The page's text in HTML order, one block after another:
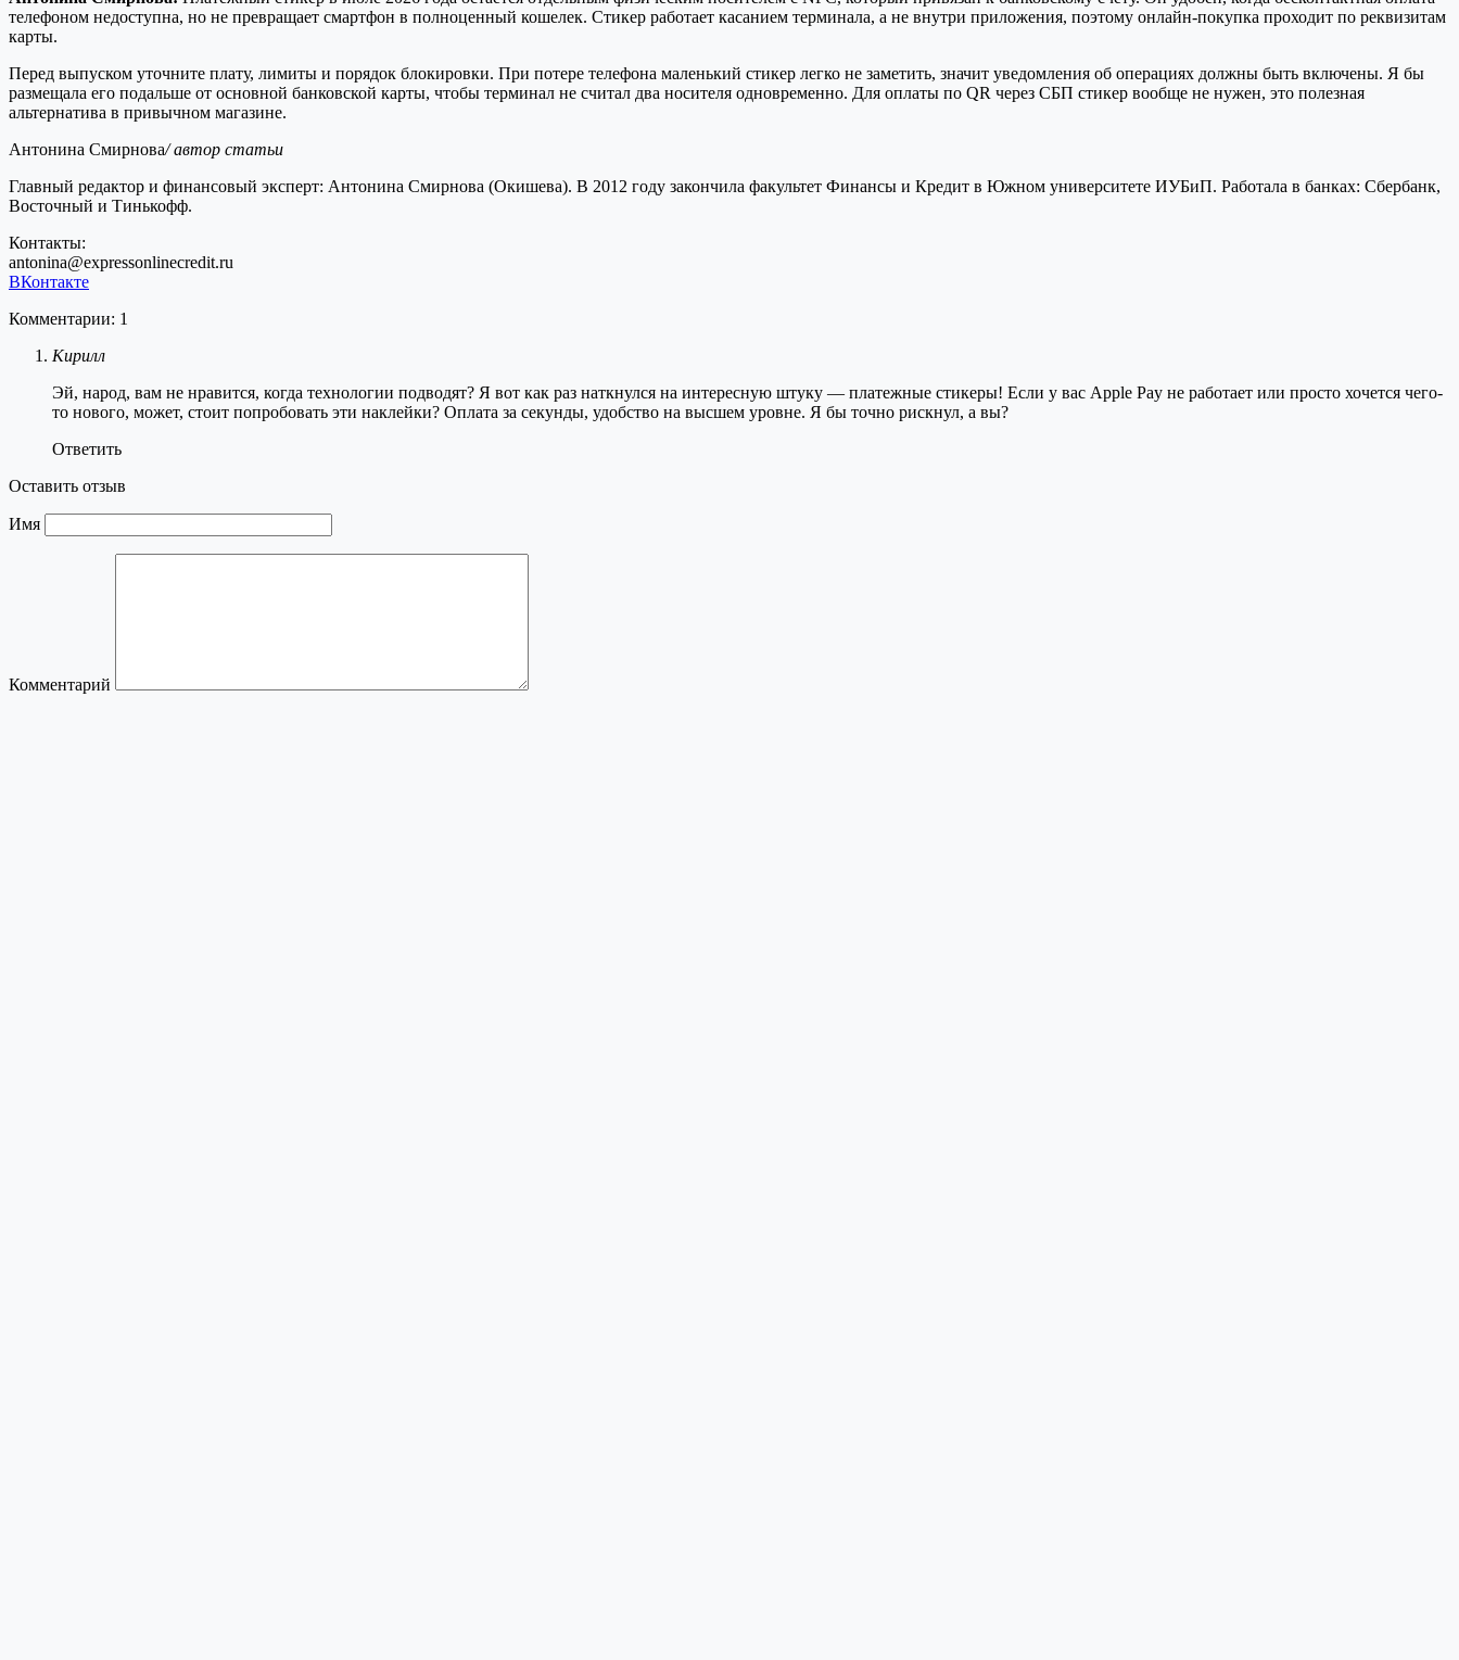
телефоном недоступна, но не превращает смартфон в полноценный кошелек. Стикер работает касанием терминала, а не внутри приложения, поэтому онлайн-покупка проходит по реквизитам
карты.
Перед выпуском уточните плату, лимиты и порядок блокировки. При потере телефона маленький стикер легко не заметить, значит уведомления об операциях должны быть включены. Я бы
размещала его подальше от основной банковской карты, чтобы терминал не считал два носителя одновременно. Для оплаты по QR через СБП стикер вообще не нужен, это полезная
альтернатива в привычном магазине.
Антонина Смирнова/ автор статьи
Главный редактор и финансовый эксперт: Антонина Смирнова (Окишева). В 2012 году закончила факультет Финансы и Кредит в Южном университете ИУБиП. Работала в банках: Сбербанк,
Восточный и Тинькофф.
Контакты:
antonina@expressonlinecredit.ru
ВКонтакте
Комментарии: 1
Кирилл
Эй, народ, вам не нравится, когда технологии подводят? Я вот как раз наткнулся на интересную штуку — платежные стикеры! Если у вас Apple Pay не работает или просто хочется чего-
то нового, может, стоит попробовать эти наклейки? Оплата за секунды, удобство на высшем уровне. Я бы точно рискнул, а вы?
Ответить
Оставить отзыв
Имя
Комментарий